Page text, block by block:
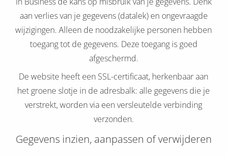
aan verlies van je gegevens (datalek) en ongevraagde
wijzigingen. Alleen de noodzakelijke personen hebben
toegang tot de gegevens. Deze toegang is goed
afgeschermd.
De website heeft een SSL-certificaat, herkenbaar aan
het groene slotje in de adresbalk: alle gegevens die je
verstrekt, worden via een versleutelde verbinding
verzonden.
Gegevens inzien, aanpassen of verwijderen